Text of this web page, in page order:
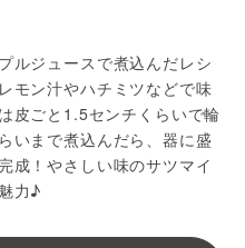
ルジュースで煮込んだレシ
モン汁やハチミツなどで味
皮ごと1.5センチくらいで輪
いまで煮込んだら、器に盛
成！やさしい味のサツマイ
力♪